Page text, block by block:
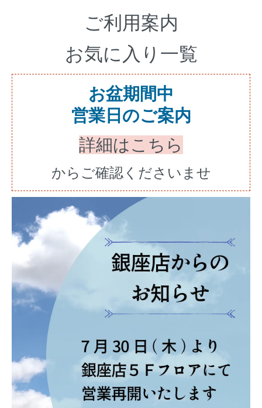
ご利用案内
お気に入り一覧
お盆期間中
営業日のご案内
詳細はこちら
からご確認くださいませ